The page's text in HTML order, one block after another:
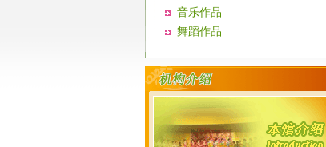
音乐作品
舞蹈作品